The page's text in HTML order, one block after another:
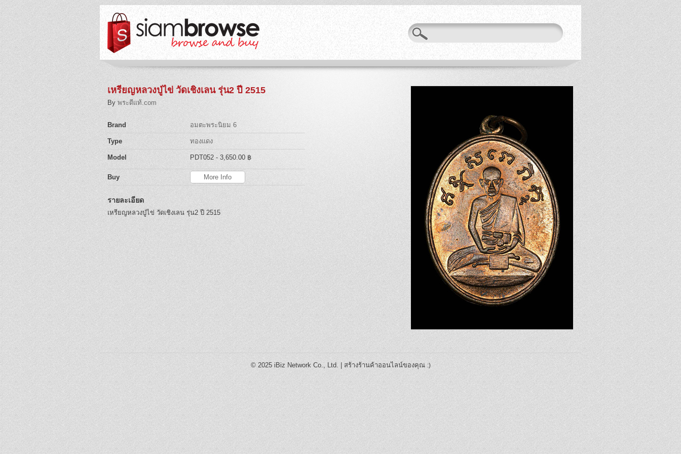
เหรียญหลวงปู่ไข่ วัดเชิงเลน รุ่น2 ปี 2515
By พระดีแท้.com
Brand อมตะพระนิยม 6
Type ทองแดง
Model PDT052 - 3,650.00 ฿
Buy More Info
รายละเอียด
เหรียญหลวงปู่ไข่ วัดเชิงเลน รุ่น2 ปี 2515
© 2025 iBiz Network Co., Ltd. สร้างร้านค้าออนไลน์ของคุณ :)